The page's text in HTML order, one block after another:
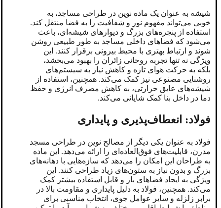
شیشه به عنوان یک ماده نوین در طراحی مساجد، به
خوبی می‌تواند مفهوم نور و شفافیت را به فضا منتقل کند.
استفاده از پنجره‌های بزرگ و دیوارهای شیشه‌ای، باعث
می‌شود که فضاهای داخلی مساجد به طور طبیعی روشن
شوند و ارتباط بهتری با محیط بیرونی برقرار کنند. این
ویژگی نه تنها تجربه روحانی زائران را بهبود می‌بخشد،
بلکه به حرکت هوای تازه و کاهش نیاز به سیستم‌های
روشنایی مصنوعی نیز کمک می‌کند. همچنین، استفاده از
شیشه‌های عایق حرارتی، به کاهش مصرف انرژی و حفظ
دما در داخل بنا کمک شایانی می‌کند.
فولاد: انعطاف‌پذیری و پایداری
فولاد به عنوان یکی دیگر از مصالح نوین در طراحی مسجد
مدرن، قابلیت‌های فوق‌العاده‌ای را ارائه می‌دهد. این ماده
به طراحان این امکان را می‌دهد که سازه‌هایی با دهانه‌های
بزرگ و بدون نیاز به ستون‌های زیاد طراحی کنند. این
ویژگی به ایجاد فضاهای باز و قابل استفاده بیشتر کمک
می‌کند. همچنین، فولاد به دلیل پایداری و مقاومت بالا در
برابر زلزله و سایر عوامل جوی، انتخاب مناسبی برای